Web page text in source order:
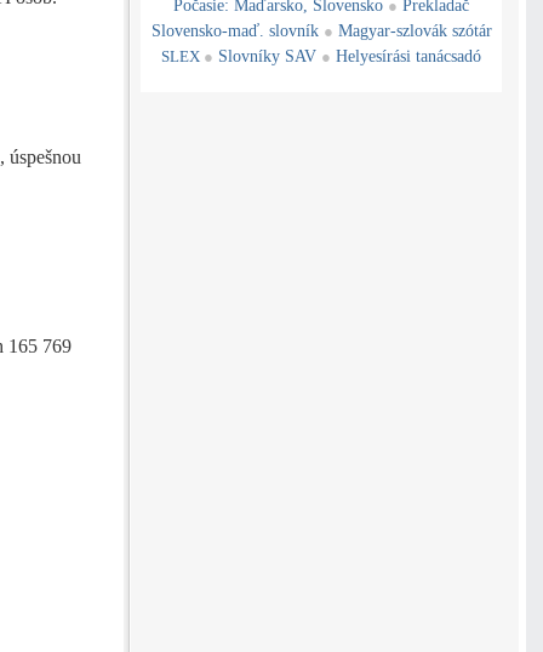
úspešnou
165 769
Počasie: Maďarsko, Slovensko ● Prekladač
Slovensko-maď. slovník ● Magyar-szlovák szótár
SLEX ● Slovníky SAV ● Helyesírási tanácsadó